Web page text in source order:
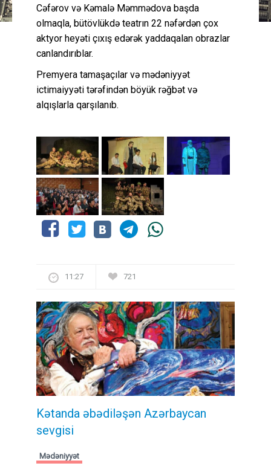
Cəfərov və Kəmalə Məmmədova başda
olmaqla, bütövlükdə teatrın 22 nəfərdən çox
aktyor heyəti çıxış edərək yaddaqalan obrazlar
canlandırıblar.
Premyera tamaşaçılar və mədəniyyət
ictimaiyyəti tərəfindən böyük rəğbət və
alqışlarla qarşılanıb.
11:27 721
Kətanda əbədiləşən Azərbaycan
sevgisi
Mədəniyyət